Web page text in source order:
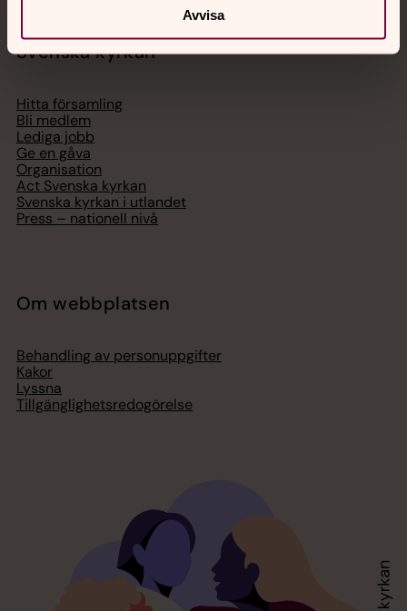
Avvisa
Svenska kyrkan
Hitta församling
Bli medlem
Lediga jobb
Ge en gåva
Organisation
Act Svenska kyrkan
Svenska kyrkan i utlandet
Press – nationell nivå
Om webbplatsen
Behandling av personuppgifter
Kakor
Lyssna
Tillgänglighetsredogörelse